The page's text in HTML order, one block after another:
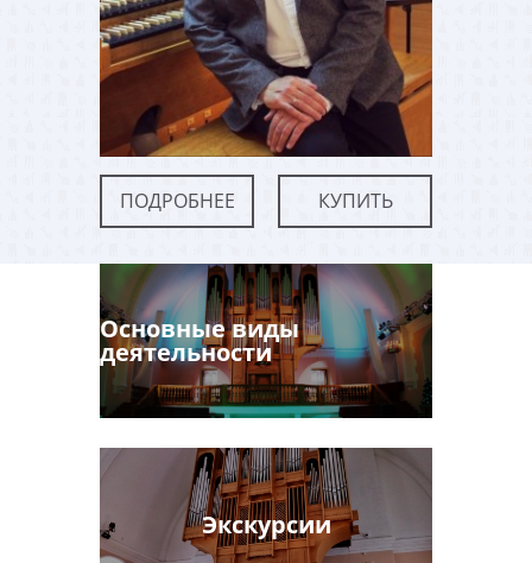
ПОДРОБНЕЕ КУПИТЬ
Основные виды
деятельности
Экскурсии